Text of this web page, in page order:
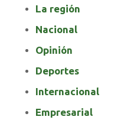
La región
Nacional
Opinión
Deportes
Internacional
Empresarial